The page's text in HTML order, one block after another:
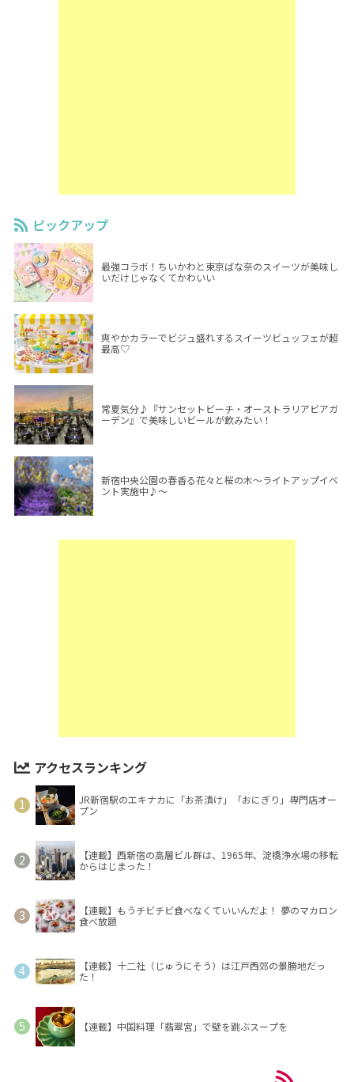
ピックアップ
最強コラボ！ちいかわと東京ばな奈のスイーツが美味し
いだけじゃなくてかわいい
爽やかカラーでビジュ盛れするスイーツビュッフェが超
最高♡
常夏気分♪『サンセットビーチ・オーストラリアビアガ
ーデン』で美味しいビールが飲みたい！
新宿中央公園の春香る花々と桜の木～ライトアップイベ
ント実施中♪～
アクセスランキング
JR新宿駅のエキナカに「お茶漬け」「おにぎり」専門店オー
プン
【連載】西新宿の高層ビル群は、1965年、淀橋浄水場の移転
からはじまった！
【連載】もうチビチビ食べなくていいんだよ！ 夢のマカロン
食べ放題
【連載】十二社（じゅうにそう）は江戸西郊の景勝地だっ
た！
【連載】中国料理「翡翠宮」で壁を跳ぶスープを